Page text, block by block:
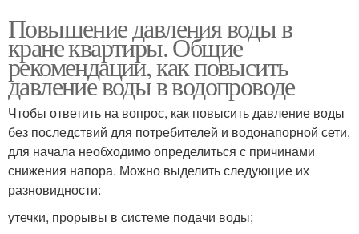
Повышение давления воды в
кране квартиры. Общие
рекомендации, как повысить
давление воды в водопроводе
Чтобы ответить на вопрос, как повысить давление воды
без последствий для потребителей и водонапорной сети,
для начала необходимо определиться с причинами
снижения напора. Можно выделить следующие их
разновидности:
утечки, прорывы в системе подачи воды;